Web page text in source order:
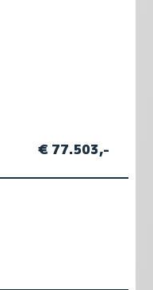
€ 77.503,-